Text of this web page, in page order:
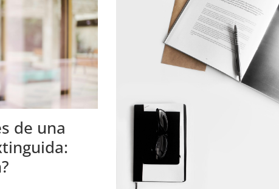
de una